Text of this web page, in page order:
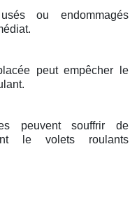
ou endommagés
peut empêcher le
peuvent souffrir de
le volets roulants